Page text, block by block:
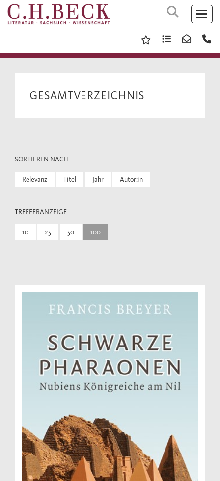
GESAMTVERZEICHNIS
SORTIEREN NACH
Relevanz Titel Jahr Autor:in
TREFFERANZEIGE
10 25 50 100